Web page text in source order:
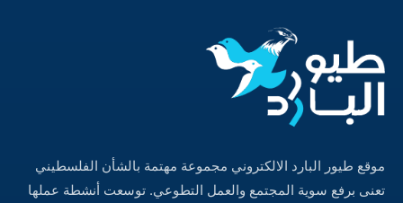
موقع طيور البارد الالكتروني مجموعة مهتمة بالشأن الفلسطيني
تعنى برفع سوية المجتمع والعمل التطوعي. توسعت أنشطة عملها